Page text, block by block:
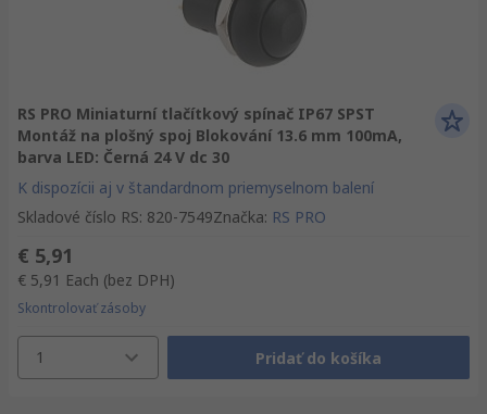
RS PRO Miniaturní tlačítkový spínač IP67 SPST
Montáž na plošný spoj Blokování 13.6 mm 100mA,
barva LED: Černá 24 V dc 30
K dispozícii aj v štandardnom priemyselnom balení
Skladové číslo RS: 820-7549Značka: RS PRO
€ 5,91
€ 5,91 Each (bez DPH)
Skontrolovať zásoby
1 Pridať do košíka